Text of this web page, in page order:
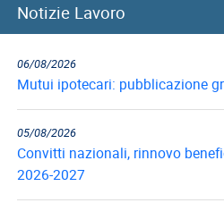
Notizie Lavoro
06/08/2026
Mutui ipotecari: pubblicazione
05/08/2026
Convitti nazionali, rinnovo
2026-2027